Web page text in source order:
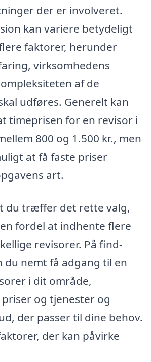
der er involveret.
kan variere betydeligt
faktorer, herunder
virksomhedens
af de
udføres. Generelt kan
timeprisen for en revisor i
800 og 1.500 kr., men
at få faste priser
art.
du træffer det rette valg,
fordel at indhente flere
revisorer. På find-
du nemt få adgang til en
i dit område,
og tjenester og
der passer til dine behov.
der kan påvirke